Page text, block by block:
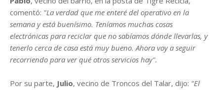
comentó: "La verdad que me enteré del operativo en la
semana y está buenísimo. Teníamos muchas cosas
electrónicas para reciclar que no sabíamos dónde llevarlas, y
tenerlo cerca de casa está muy bueno. Ahora voy a seguir
recorriendo para ver qué otros servicios hay".
Por su parte, Julio, vecino de Troncos del Talar, dijo: "El